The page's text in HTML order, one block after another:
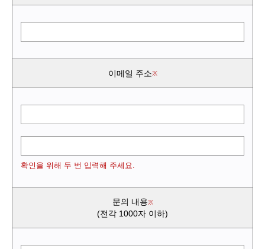
이메일 주소
확인을 위해 두 번 입력해 주세요.
문의 내용
(전각 1000자 이하)